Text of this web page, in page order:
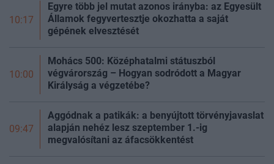
10:17
Egyre több jel mutat azonos irányba: az Egyesült
Államok fegyvertesztje okozhatta a saját
gépének elvesztését
10:00
Mohács 500: Középhatalmi státuszból
végvárország – Hogyan sodródott a Magyar
Királyság a végzetébe?
09:47
Aggódnak a patikák: a benyújtott törvényjavaslat
alapján nehéz lesz szeptember 1.-ig
megvalósítani az áfacsökkentést